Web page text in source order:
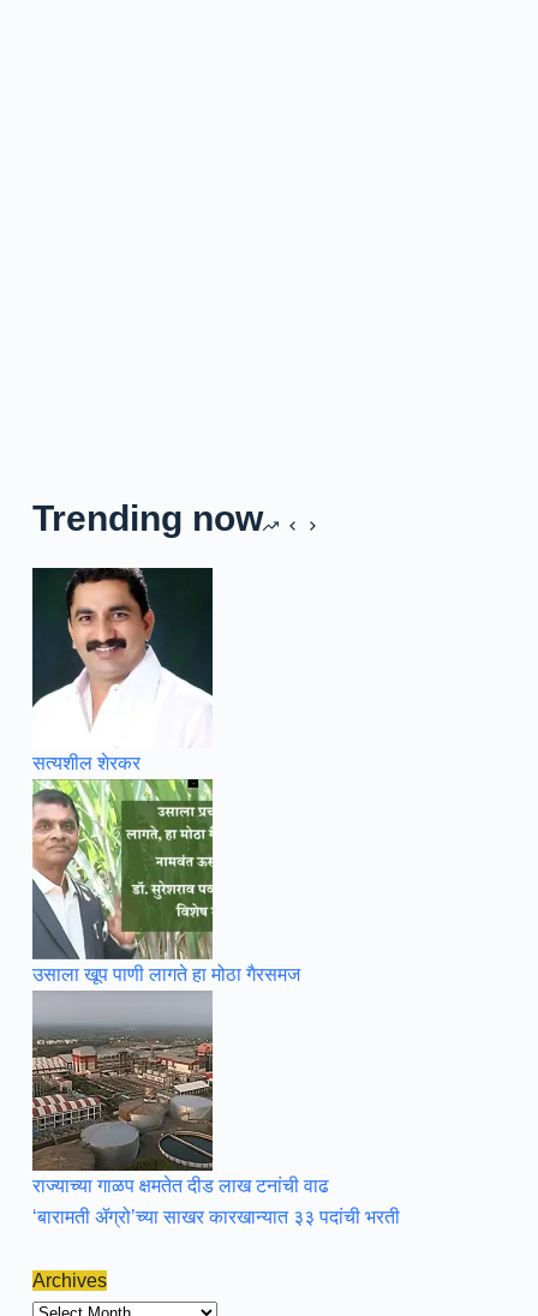
Trending now
सत्यशील शेरकर
उसाला खूप पाणी लागते हा मोठा गैरसमज
राज्याच्या गाळप क्षमतेत दीड लाख टनांची वाढ
‘बारामती ॲग्रो’च्या साखर कारखान्यात ३३ पदांची भरती
Archives
Archives